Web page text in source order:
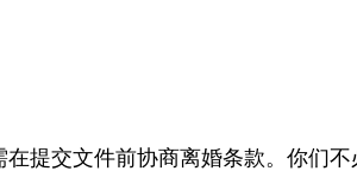
在提交文件前协商离婚条款。你们